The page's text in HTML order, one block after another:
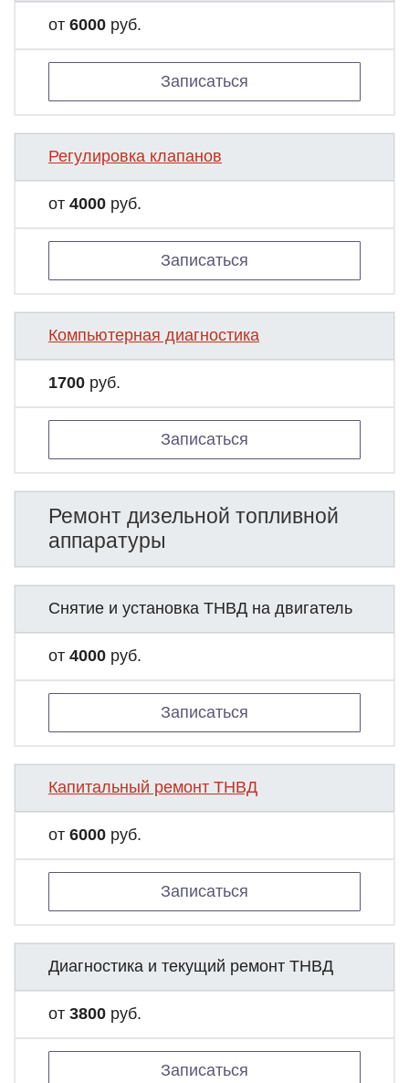
от 6000 руб.
Записаться
Регулировка клапанов
от 4000 руб.
Записаться
Компьютерная диагностика
1700 руб.
Записаться
Ремонт дизельной топливной
аппаратуры
Снятие и установка ТНВД на двигатель
от 4000 руб.
Записаться
Капитальный ремонт ТНВД
от 6000 руб.
Записаться
Диагностика и текущий ремонт ТНВД
от 3800 руб.
Записаться